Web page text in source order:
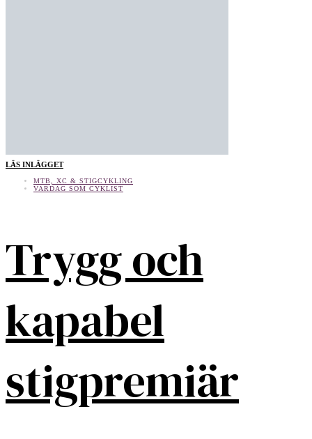
LÄS INLÄGGET
MTB, XC & STIGCYKLING
VARDAG SOM CYKLIST
Trygg och
kapabel
stigpremiär